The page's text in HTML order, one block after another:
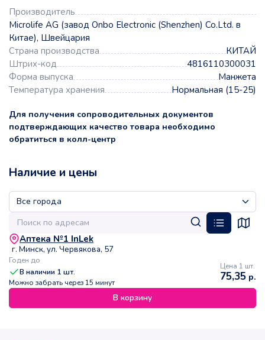
Производитель
Microlife AG (завод Onbo Electronic (Shenzhen) Co.Ltd. в
Китае), Швейцария
Страна производства
КИТАЙ
Штрих-код
4816110300031
Форма выпуска
Манжета
Температура хранения
Нормальная (15-25)
Для получения сопроводительных документов
подтверждающих качество товара необходимо
обратиться в колл-центр
Наличие и цены
Аптека №1 InLek
г. Минск, ул. Червякова, 57
Годен до
В наличии 1 шт.
Можно забрать через 15 минут
Цена 1 шт.
75,35 р.
В корзину